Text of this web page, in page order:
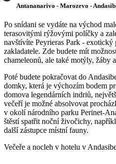
Antananarivo - Marozevo -
Po snídani se vydáte na východ
terasovitými rýžovými políčky a
navštívíte Peyrieras Park -
zakladatele. Zde budete mít
chameleonů, ale také motýly, žáby
Poté budete pokračovat do
domky, která je výchozím bodem
domova legendárních indriů,
večeří je možné absolvovat
v okolí národního parku Perinet-
štěstí spatřit noční živočichy,
další zástupce místní fauny.
Večeře a nocleh v hotelu v